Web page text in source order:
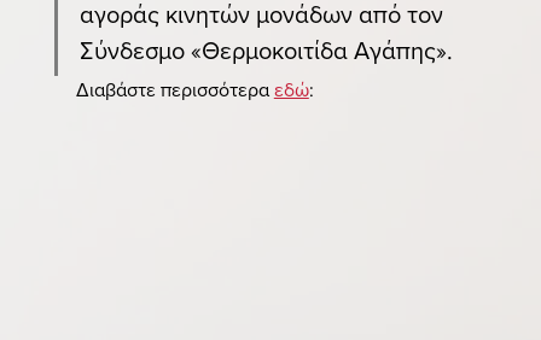
αγοράς κινητών μονάδων από τον
Σύνδεσμο «Θερμοκοιτίδα Αγάπης».
Διαβάστε περισσότερα εδώ: